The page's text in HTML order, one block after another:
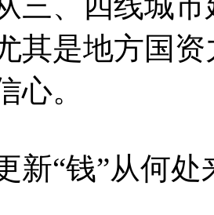
其是地方国
心。
“钱”从何处